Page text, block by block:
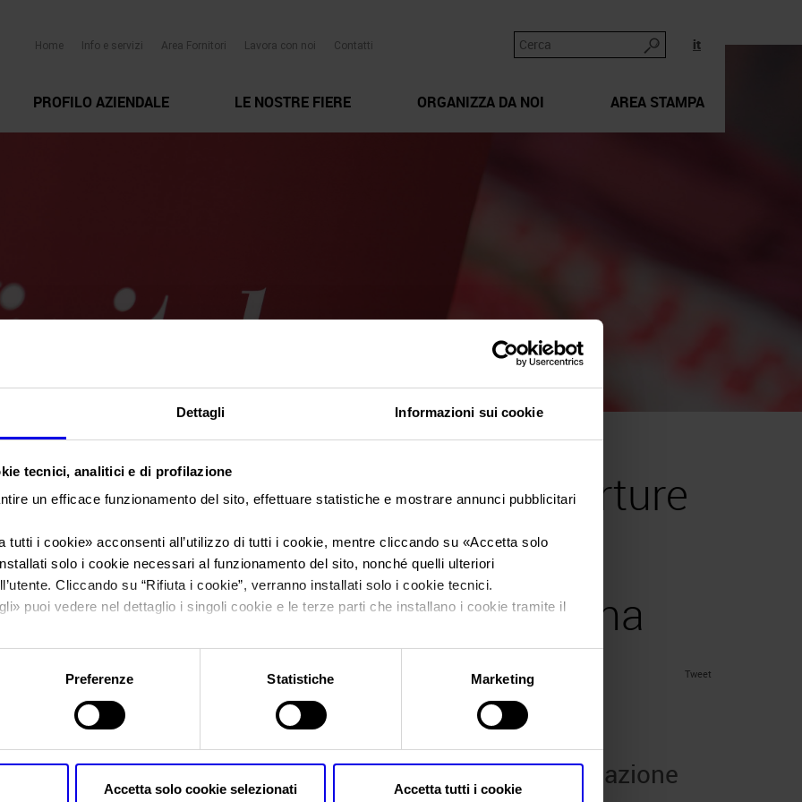
Dettagli Informazioni sui cookie
tecnici, analitici e di profilazione
un efficace funzionamento del sito, effettuare statistiche e mostrare annunci pubblicitari
tutti i cookie» acconsenti all’utilizzo di tutti i cookie, mentre cliccando su «Accetta solo
solo i cookie necessari al funzionamento del sito, nonché quelli ulteriori
Cliccando su “Rifiuta i cookie”, verranno installati solo i cookie tecnici.
» puoi vedere nel dettaglio i singoli cookie e le terze parti che installano i cookie tramite il
sulla privacy.
Preferenze
Statistiche Marketing
Accetta solo cookie selezionati Accetta tutti i cookie
it
Home Info e servizi Area Fornitori Lavora con noi Contatti
PROFILO AZIENDALE LE NOSTRE FIERE ORGANIZZA DA NOI AREA STAMPA
Con Vinitaly, the Opera’s Ouverture
Vinitaly e Fondazione Arena
insieme per promuovere Verona
Tweet
Posts Tagged:
experience
Con Vinitaly, the Opera’s Ouverture Vinitaly e Fondazione